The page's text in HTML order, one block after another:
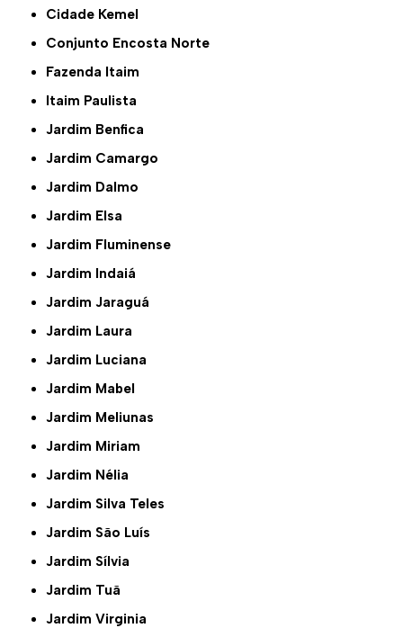
Cidade Kemel
Conjunto Encosta Norte
Fazenda Itaim
Itaim Paulista
Jardim Benfica
Jardim Camargo
Jardim Dalmo
Jardim Elsa
Jardim Fluminense
Jardim Indaiá
Jardim Jaraguá
Jardim Laura
Jardim Luciana
Jardim Mabel
Jardim Meliunas
Jardim Miriam
Jardim Nélia
Jardim Silva Teles
Jardim São Luís
Jardim Sílvia
Jardim Tuã
Jardim Virginia